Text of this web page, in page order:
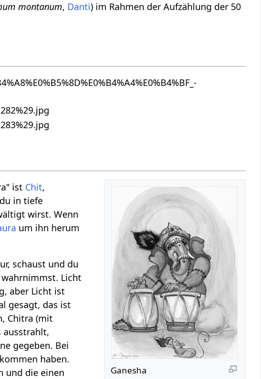
montanum, Danti) im Rahmen der Aufzählung der 50
Ganesha
ist Chit,
in tiefe
wirst. Wenn
um ihn herum
schaust und du
Licht
aber Licht ist
gesagt, das ist
Chitra (mit
ausstrahlt,
gegeben. Bei
haben.
und die einen